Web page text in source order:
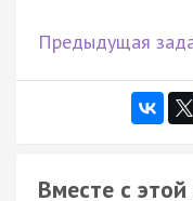
Предыдущая
Вместе с